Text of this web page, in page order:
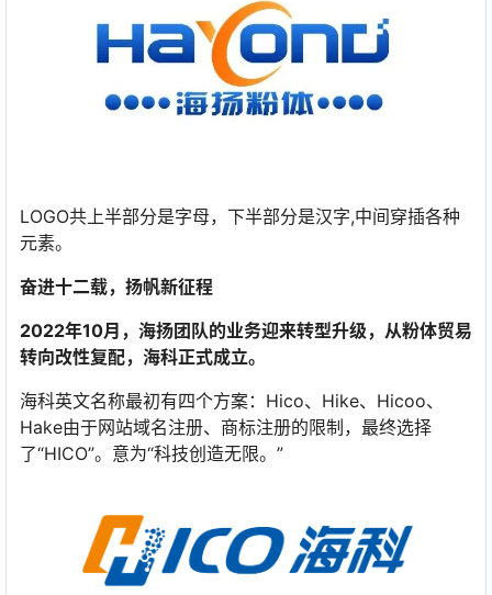
LOGO共上半部分是字母，下半部分是汉字,中间穿插各种
元素。
奋进十二载，扬帆新征程
2022年10月，海扬团队的业务迎来转型升级，从粉体贸易
转向改性复配，海科正式成立。
海科英文名称最初有四个方案：Hico、Hike、Hicoo、
Hake由于网站域名注册、商标注册的限制，最终选择
了“HICO”。意为“科技创造无限。”